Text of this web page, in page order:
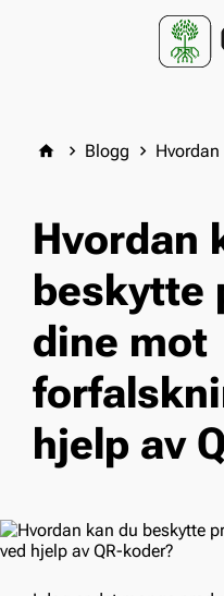
home keyboard_arrow_right Blogg keyboard_arrow_right
Hvordan
beskytte
dine mot
hjelp av